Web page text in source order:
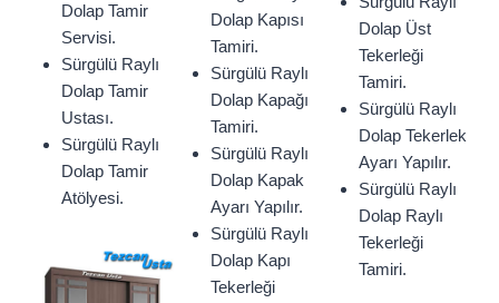
Dolap Tamir
Servisi.
Sürgülü Raylı
Dolap Tamir
Ustası.
Sürgülü Raylı
Dolap Tamir
Atölyesi.
Dolap Kapısı
Tamiri.
Sürgülü Raylı
Dolap Kapağı
Tamiri.
Sürgülü Raylı
Dolap Kapak
Ayarı Yapılır.
Sürgülü Raylı
Dolap Kapı
Tekerleği
Dolap Üst
Tekerleği
Tamiri.
Sürgülü Raylı
Dolap Tekerlek
Ayarı Yapılır.
Sürgülü Raylı
Dolap Raylı
Tekerleği
Tamiri.